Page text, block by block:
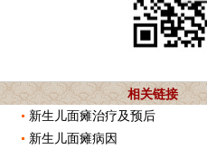
相关链接
新生儿面瘫治疗及预后
新生儿面瘫病因